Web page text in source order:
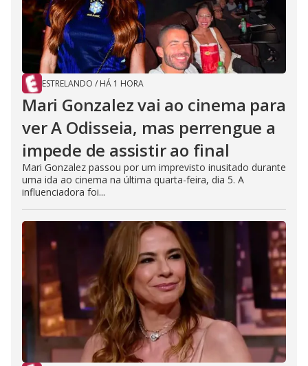
ESTRELANDO / HÁ 1 HORA
Mari Gonzalez vai ao cinema para
ver A Odisseia, mas perrengue a
impede de assistir ao final
Mari Gonzalez passou por um imprevisto inusitado durante
uma ida ao cinema na última quarta-feira, dia 5. A
influenciadora foi...